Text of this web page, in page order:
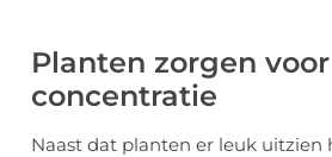
Planten zorgen
concentratie
Naast dat planten er leuk uitzien